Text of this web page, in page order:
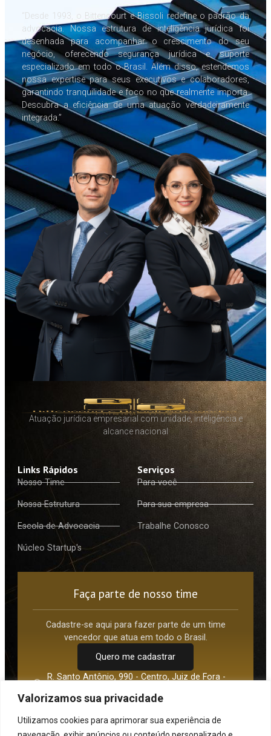
Valorizamos sua privacidade
Utilizamos cookies para aprimorar sua experiência de
“Desde 1993, o Bittencourt e Bissoli redefine o padrão da
advocacia. Nossa estrutura de inteligência jurídica foi
desenhada para acompanhar o crescimento do seu
negócio, oferecendo segurança jurídica e suporte
especializado em todo o Brasil. Além disso, estendemos
nossa expertise para seus executivos e colaboradores,
garantindo tranquilidade e foco no que realmente importa.
Descubra a eficiência de uma atuação verdadeiramente
integrada.”
Atuação jurídica empresarial com unidade, inteligência e
alcance nacional
Links Rápidos
Nosso Time
Nossa Estrutura
Escola de Advocacia
Núcleo Startup's
Serviços
Para você
Para sua empresa
Trabalhe Conosco
Faça parte de nosso time
Cadastre-se aqui para fazer parte de um time
vencedor que atua em todo o Brasil.
Quero me cadastrar
R. Santo Antônio, 990 - Centro, Juiz de Fora -
Av. Paulista, 1842 Torre Norte - São Paulo - SP,
01310-945
(32) 3217-0785